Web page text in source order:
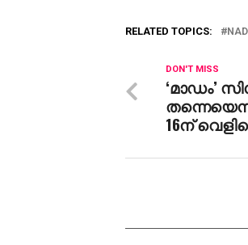
RELATED TOPICS:
DON'T MISS
‘മാഡം’
16ന്